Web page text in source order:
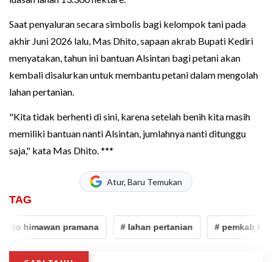
Saat penyaluran secara simbolis bagi kelompok tani pada
akhir Juni 2026 lalu, Mas Dhito, sapaan akrab Bupati Kediri
menyatakan, tahun ini bantuan Alsintan bagi petani akan
kembali disalurkan untuk membantu petani dalam mengolah
lahan pertanian.
"Kita tidak berhenti di sini, karena setelah benih kita masih
memiliki bantuan nanti Alsintan, jumlahnya nanti ditunggu
saja," kata Mas Dhito. ***
Atur, Baru Temukan
TAG
himawan pramana # lahan pertanian # pemkab kediri